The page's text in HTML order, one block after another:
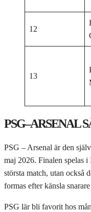
12
13
PSG–ARSENAL
PSG – Arsenal är den
maj 2026. Finalen spelas i
största match, utan också
formas efter känsla
PSG lär bli favorit hos